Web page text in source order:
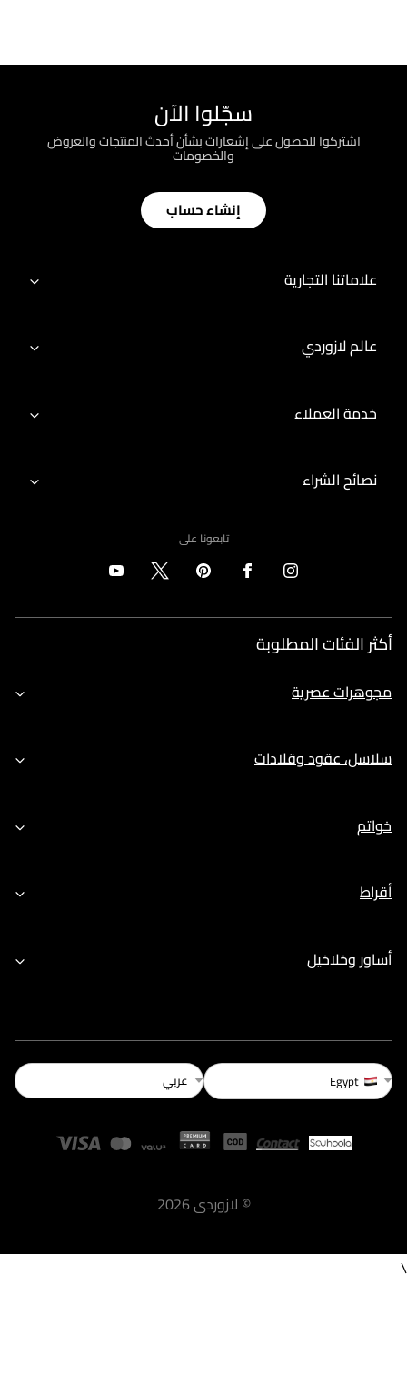
سجّلوا الآن
اشتركوا للحصول على إشعارات بشأن أحدث المنتجات والعروض
والخصومات
إنشاء حساب
علاماتنا التجارية
عالم لازوردي
خدمة العملاء
نصائح الشراء
تابعونا على
أكثر الفئات المطلوبة
مجوهرات عصرية
سلاسل، عقود وقلادات
خواتم
أقراط
أساور وخلاخيل
Egypt عربي
© لازوردى2026
\